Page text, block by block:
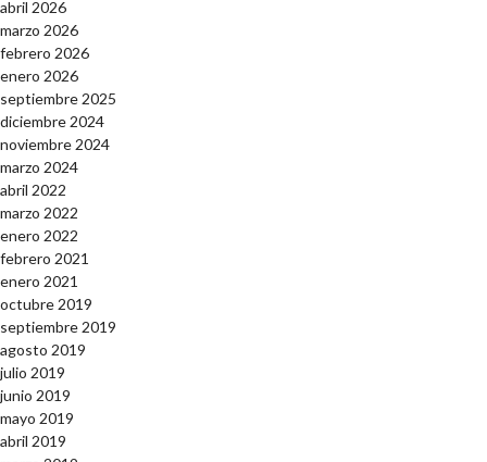
abril 2026
marzo 2026
febrero 2026
enero 2026
septiembre 2025
diciembre 2024
noviembre 2024
marzo 2024
abril 2022
marzo 2022
enero 2022
febrero 2021
enero 2021
octubre 2019
septiembre 2019
agosto 2019
julio 2019
junio 2019
mayo 2019
abril 2019